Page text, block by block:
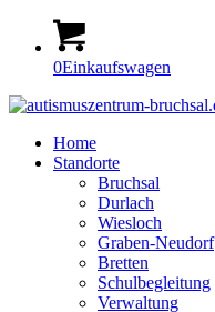
0Einkaufswagen
Home
Standorte
Bruchsal
Durlach
Wiesloch
Graben-Neudorf
Bretten
Schulbegleitung
Verwaltung